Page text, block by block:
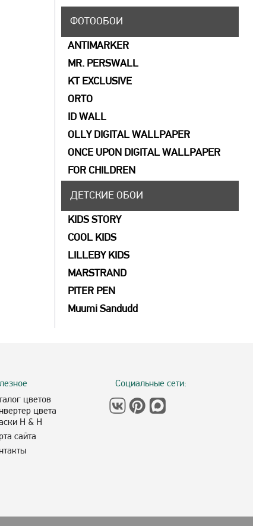
ФОТООБОИ
ANTIMARKER
MR. PERSWALL
KT EXCLUSIVE
ORTO
ID WALL
OLLY DIGITAL WALLPAPER
ONCE UPON DIGITAL WALLPAPER
FOR CHILDREN
ДЕТСКИЕ ОБОИ
KIDS STORY
COOL KIDS
LILLEBY KIDS
MARSTRAND
PITER PEN
Muumi Sandudd
цветов
цвета
H & H
сайта
Социальные сети: